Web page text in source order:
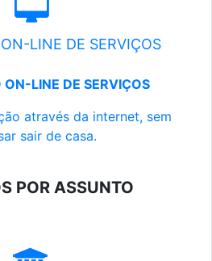
LINE DE SERVIÇOS
LINE DE SERVIÇOS
através da internet, sem
sair de casa.
POR ASSUNTO